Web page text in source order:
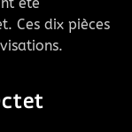
Ces dix pièces